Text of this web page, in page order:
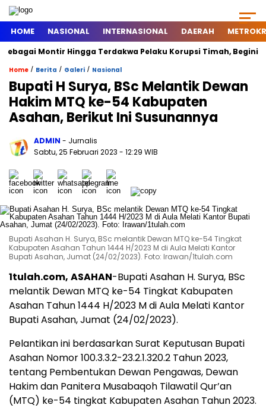
HOME NASIONAL INTERNASIONAL DAERAH
Montir Hingga Terdakwa Pelaku Korupsi Timah, Begini
Home / Berita / Galeri / Nasional
Bupati H Surya, BSc Melantik Dewan
Hakim MTQ ke-54 Kabupaten
Asahan, Berikut Ini Susunannya
ADMIN - Jurnalis
Sabtu, 25 Februari 2023 - 12:29 WIB
Bupati Asahan H. Surya, BSc melantik Dewan MTQ ke-54 Tingkat
Kabupaten Asahan Tahun 1444 H/2023 M di Aula Melati Kantor
Bupati Asahan, Jumat (24/02/2023). Foto: Irawan/1tulah.com
1tulah.com, ASAHAN-Bupati Asahan H. Surya, BSc
melantik Dewan MTQ ke-54 Tingkat Kabupaten
Asahan Tahun 1444 H/2023 M di Aula Melati Kantor
Bupati Asahan, Jumat (24/02/2023).
Pelantikan ini berdasarkan Surat Keputusan Bupati
Asahan Nomor 100.3.3.2-23.2.1.320.2 Tahun 2023,
tentang Pembentukan Dewan Pengawas, Dewan
Hakim dan Panitera Musabaqoh Tilawatil Qur’an
(MTQ) ke-54 tingkat Kabupaten Asahan Tahun 2023.